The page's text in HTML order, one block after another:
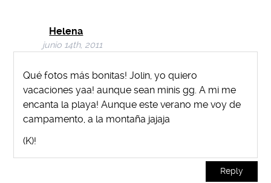
Helena
junio 14th, 2011
Qué fotos más bonitas! Jolin, yo quiero
vacaciones yaa! aunque sean minis gg. A mi me
encanta la playa! Aunque este verano me voy de
campamento, a la montaña jajaja
(K)!
Reply